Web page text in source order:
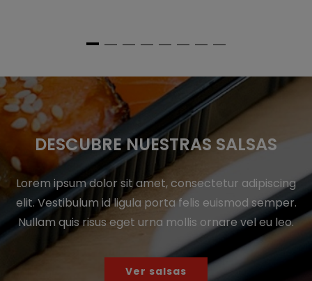
DESCUBRE NUESTRAS SALSAS
Lorem ipsum dolor sit amet, consectetur adipiscing
elit. Vestibulum id ligula porta felis euismod semper.
Nullam quis risus eget urna mollis ornare vel eu leo.
Ver salsas